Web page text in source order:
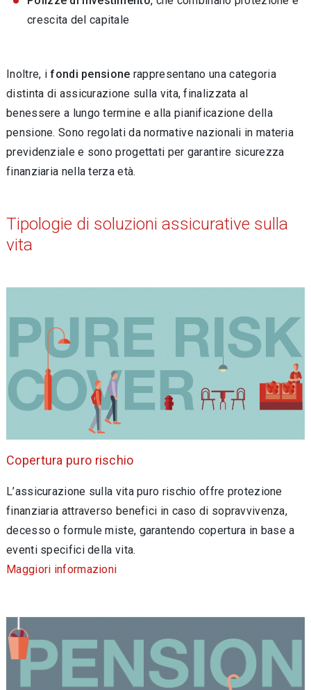
crescita del capitale
Inoltre, ifondi pensione rappresentano una categoria
distinta di assicurazione sulla vita, finalizzata al
benessere a lungo termine e alla pianificazione della
pensione. Sono regolati da normative nazionali in materia
previdenziale e sono progettati per garantire sicurezza
finanziaria nella terza età.
Tipologie di soluzioni assicurative sulla
vita
Copertura puro rischio
L’assicurazione sulla vita puro rischio offre protezione
finanziaria attraverso benefici in caso di sopravvivenza,
decesso o formule miste, garantendo copertura in base a
eventi specifici della vita.
Maggiori informazioni